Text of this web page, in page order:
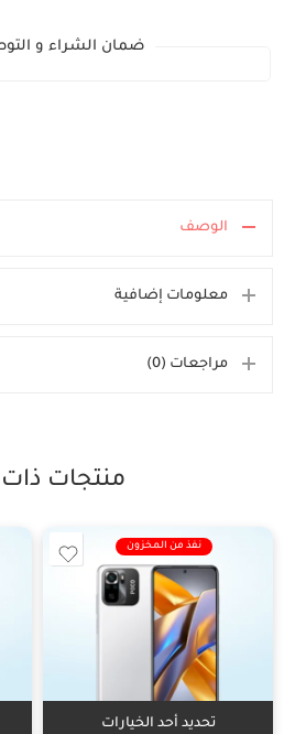
ضمان الشراء و
الوصف
معلومات إضافية
مراجعات (0)
منتجات
نفذ من المخزون
تحديد أحد الخيارات